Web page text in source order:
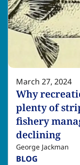
March 27, 2024
Why
plenty of
fishery
declining​​​​‌ ‍ ​‍​‍‌‍ ‌ ​‍‌‍‍‌‌‍‌ ‌‍‍‌‌‍ ‍​‍​‍​ ‍‍​‍​‍‌ ​ ‌‍​‌‌‍ ‍‌‍‍‌‌ ‌​‌ ‍‌​‍ ‍‌‍‍‌‌‍ ​‍​‍​‍ ​​‍​‍‌‍‍​‌ ​‍‌‍‌‌‌‍‌‍​‍​‍​ ‍‍​‍​‍‌‍‍​‌ ‌​‌ ‌​‌ ​​‌ ​ ​ ‍‍​‍ ​‍ ‌‍​ ‌‍ ‌‌ ​ ​‍ ‍‌‍ ‌‌‍​‌‌‍‍‌‌‍ ‍​‍ ‍​ ​‍​ ​​​ ​‍​ ‌​‌ ​‍‌‍‌‌‌‍‌​‌‍‌‌‌ ​ ‌‍‍‌‌‍‌ ‌‍ ‍​‍ ‍‌ ​‍‌‍‍‌‌ ‌‍‌‍‌‌‌ ​‍‌‍‍ ‌‍‌‌‌‍‌‌‌ ​​‌‍‌‌‌ ​‍​‍ ‍‌‍ ‌ ​‍‌‍‌ ​‍ ‌‍‍‌‌‍ ‍‌ ‌​‌‍‌‌‌‍ ‍‌ ‌​​‍ ‌‍‌‌‌‍‌​‌‍‍‌‌ ‌​​‍ ‌‍ ‌‌‍ ‌‍‌​‌‍‌‌​ ‌‌ ​​‌ ​‍‌‍‌‌‌ ​ ‌‍‌‌‌‍ ‍‌ ‌​‌‍​‌‌ ‌​‌‍‍‌‌‍ ‌‍ ‍​ ‍ ‌‍‍‌‌‍‌​​ ‌‌‍‌‌‌‍‌‍‌‍​‍​ ​‌​ ‌‍​ ‌​‌‍‌‌​ ‌ ​‍ ‌​ ​‌​ ‌ ​ ‍​​ ‍​​‍ ‌​ ‌​‌‍​‌​ ​ ​ ​‍​‍ ‌‌‍​‍‌‍​‍‌‍‌​‌‍​‌​‍ ‌​ ‍​​ ​​‌‍‌​‌‍​‌‌‍‌‌‌‍‌​‌‍​‌‌‍‌​‌‍​ ‌‍‌‍‌‍‌​‌‍​ ​ ‍ ‌ ‌​‌ ‍‌‌ ​​‌‍‌‌​ ‌‌‍​‌‌ ​‍‌ ‌​‌‍‍‌‌‍​ ‌‍ ​‌‍‌‌​ ‍ ‌ ​​‌‍​‌‌ ‌​‌‍‍​​ ‌‌ ‌​‌‍‍‌‌ ‌​‌‍ ​‌‍‌‌​ ‌‍​‍‌‍​‌‌ ​ ‌‍‌‌‌‌‌‌‌ ​‍‌‍ ​​ ‌‌‍‍​‌ ‌​‌ ‌​‌ ​​‌ ​ ​‍‌‌​ ​ ‌​​‌​‍‌‌​ ​‍‌​‌‍​‍‌‌​ ​‍‌​‌‍‌‍​ ‌‍ ‌‌ ​ ​‍ ‍‌‍ ‌‌‍​‌‌‍‍‌‌‍ ‍​‍ ‍​ ​‍​ ​​​ ​‍​ ‌​‌ ​‍‌‍‌‌‌‍‌​‌‍‌‌‌ ​ ‌‍‍‌‌‍‌ ‌‍ ‍​‍ ‍‌ ​‍‌‍‍‌‌ ‌‍‌‍‌‌‌ ​‍‌‍‍ ‌‍‌‌‌‍‌‌‌ ​​‌‍‌‌‌ ​‍​‍ ‍‌‍ ‌ ​‍‌‍‌ ​‍‌‍‌‍‍‌‌‍‌​​ ‌‌‍‌‌‌‍‌‍‌‍​‍​ ​‌​ ‌‍​ ‌​‌‍‌‌​ ‌ ​‍ ‌​ ​‌​ ‌ ​ ‍​​ ‍​​‍ ‌​ ‌​‌‍​‌​ ​ ​ ​‍​‍ ‌‌‍​‍‌‍​‍‌‍‌​‌‍​‌​‍ ‌​ ‍​​ ​​‌‍‌​‌‍​‌‌‍‌‌‌‍‌​‌‍​‌‌‍‌​‌‍​ ‌‍‌‍‌‍‌​‌‍​ ​‍‌‍‌ ‌​‌ ‍‌‌ ​​‌‍‌‌​ ‌‌‍​‌‌ ​‍‌ ‌​‌‍‍‌‌‍​ ‌‍ ​‌‍‌‌​‍‌‍‌ ​​‌‍​‌‌ ‌​‌‍‍​​ ‌‌ ‌​‌‍‍‌‌ ‌​‌‍ ​‌‍‌‌​‍‌‍‌ ​​‌‍‌‌‌ ​‍‌ ​ ‌ ​​‌‍‌‌‌‍​ ‌ ‌​‌‍‍‌‌ ‌‍‌‍‌‌​ ‌‌ ​​‌ ‌‌‌‍​‍‌‍ ​‌‍‍‌‌ ​ ‌‍‍​‌‍‌‌‌‍‌​​‍​‍‌ ‌
George Jackman
BLOG​​​​‌ ‍ ​‍​‍‌‍ ‌ ​‍‌‍‍‌‌‍‌ ‌‍‍‌‌‍ ‍​‍​‍​ ‍‍​‍​‍‌ ​ ‌‍​‌‌‍ ‍‌‍‍‌‌ ‌​‌ ‍‌​‍ ‍‌‍‍‌‌‍ ​‍​‍​‍ ​​‍​‍‌‍‍​‌ ​‍‌‍‌‌‌‍‌‍​‍​‍​ ‍‍​‍​‍‌‍‍​‌ ‌​‌ ‌​‌ ​​‌ ​ ​ ‍‍​‍ ​‍ ‌‍​ ‌‍ ‌‌ ​ ​‍ ‍‌‍ ‌‌‍​‌‌‍‍‌‌‍ ‍​‍ ‍​ ​‍​ ​​​ ​‍​ ‌​‌ ​‍‌‍‌‌‌‍‌​‌‍‌‌‌ ​ ‌‍‍‌‌‍‌ ‌‍ ‍​‍ ‍‌ ​‍‌‍‍‌‌ ‌‍‌‍‌‌‌ ​‍‌‍‍ ‌‍‌‌‌‍‌‌‌ ​​‌‍‌‌‌ ​‍​‍ ‍‌‍ ‌ ​‍‌‍‌ ​‍ ‌‍‍‌‌‍ ‍‌ ‌​‌‍‌‌‌‍ ‍‌ ‌​​‍ ‌‍‌‌‌‍‌​‌‍‍‌‌ ‌​​‍ ‌‍ ‌‌‍ ‌‍‌​‌‍‌‌​ ‌‌ ​​‌ ​‍‌‍‌‌‌ ​ ‌‍‌‌‌‍ ‍‌ ‌​‌‍​‌‌ ‌​‌‍‍‌‌‍ ‌‍ ‍​ ‍ ‌‍‍‌‌‍‌​​ ‌​ ‌ ‌‍​‌​ ‌ ​ ‍​​ ‌​‌‍​‌​ ​‍‌‍‌​​‍ ‌‌‍​‌​ ​‌​ ​‍‌‍‌‌​‍ ‌​ ‌​‌‍​‌​ ​​​ ‍​​‍ ‌‌‍​‌‌‍​‌​ ‌‍‌‍‌​​‍ ‌‌‍‌‍‌‍​‍​ ​​​ ‌​‌‍​ ​ ​​‌‍​‍​ ‌​​ ‌‌‌‍‌‍​ ​​​ ‌​​ ‍ ‌ ‌​‌ ‍‌‌ ​​‌‍‌‌​ ‌‌‍​ ‌‍​‌‌ ‌​‌‍‌‌‌‍‌ ‌‍ ‌ ​‍‌ ‍‌​ ‍ ‌ ​​‌‍​‌‌ ‌​‌‍‍​​ ‌‌‍ ‍‌‍​‌‌‍ ‌‌‍‌‌​ ‌‍​‍‌‍​‌‌ ​ ‌‍‌‌‌‌‌‌‌ ​‍‌‍ ​​ ‌‌‍‍​‌ ‌​‌ ‌​‌ ​​‌ ​ ​‍‌‌​ ​ ‌​​‌​‍‌‌​ ​‍‌​‌‍​‍‌‌​ ​‍‌​‌‍‌‍​ ‌‍ ‌‌ ​ ​‍ ‍‌‍ ‌‌‍​‌‌‍‍‌‌‍ ‍​‍ ‍​ ​‍​ ​​​ ​‍​ ‌​‌ ​‍‌‍‌‌‌‍‌​‌‍‌‌‌ ​ ‌‍‍‌‌‍‌ ‌‍ ‍​‍ ‍‌ ​‍‌‍‍‌‌ ‌‍‌‍‌‌‌ ​‍‌‍‍ ‌‍‌‌‌‍‌‌‌ ​​‌‍‌‌‌ ​‍​‍ ‍‌‍ ‌ ​‍‌‍‌ ​‍‌‍‌‍‍‌‌‍‌​​ ‌​ ‌ ‌‍​‌​ ‌ ​ ‍​​ ‌​‌‍​‌​ ​‍‌‍‌​​‍ ‌‌‍​‌​ ​‌​ ​‍‌‍‌‌​‍ ‌​ ‌​‌‍​‌​ ​​​ ‍​​‍ ‌‌‍​‌‌‍​‌​ ‌‍‌‍‌​​‍ ‌‌‍‌‍‌‍​‍​ ​​​ ‌​‌‍​ ​ ​​‌‍​‍​ ‌​​ ‌‌‌‍‌‍​ ​​​ ‌​​‍‌‍‌ ‌​‌ ‍‌‌ ​​‌‍‌‌​ ‌‌‍​ ‌‍​‌‌ ‌​‌‍‌‌‌‍‌ ‌‍ ‌ ​‍‌ ‍‌​‍‌‍‌ ​​‌‍​‌‌ ‌​‌‍‍​​ ‌‌‍ ‍‌‍​‌‌‍ ‌‌‍‌‌​‍‌‍‌ ​​‌‍‌‌‌ ​‍‌ ​ ‌ ​​‌‍‌‌‌‍​ ‌ ‌​‌‍‍‌‌ ‌‍‌‍‌‌​ ‌‌ ​​‌ ‌‌‌‍​‍‌‍ ​‌‍‍‌‌ ​ ‌‍‍​‌‍‌‌‌‍‌​​‍​‍‌ ‌